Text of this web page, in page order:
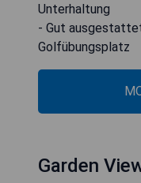
Unterhaltung
- Gut
Golfübungsplatz
Garden